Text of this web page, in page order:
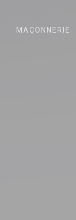
MAÇONNERIE